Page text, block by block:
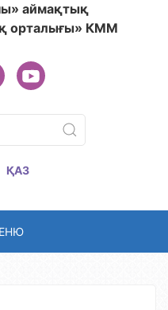
аймақтық
орталығы» КММ
ҚАЗ